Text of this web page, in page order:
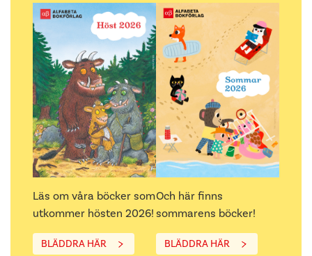
Läs om våra böcker som
utkommer hösten 2026!
BLÄDDRA HÄR
Och här finns
sommarens böcker!
BLÄDDRA HÄR